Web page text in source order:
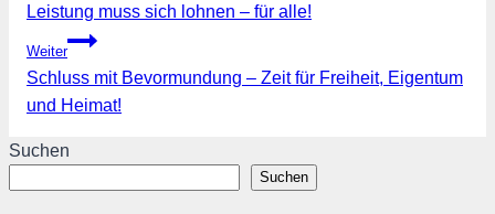
Leistung muss sich lohnen – für alle!
Weiter
Schluss mit Bevormundung – Zeit für Freiheit, Eigentum
und Heimat!
Suchen
Suchen